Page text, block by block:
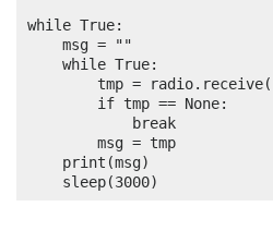
while True:
	sleep(3000)